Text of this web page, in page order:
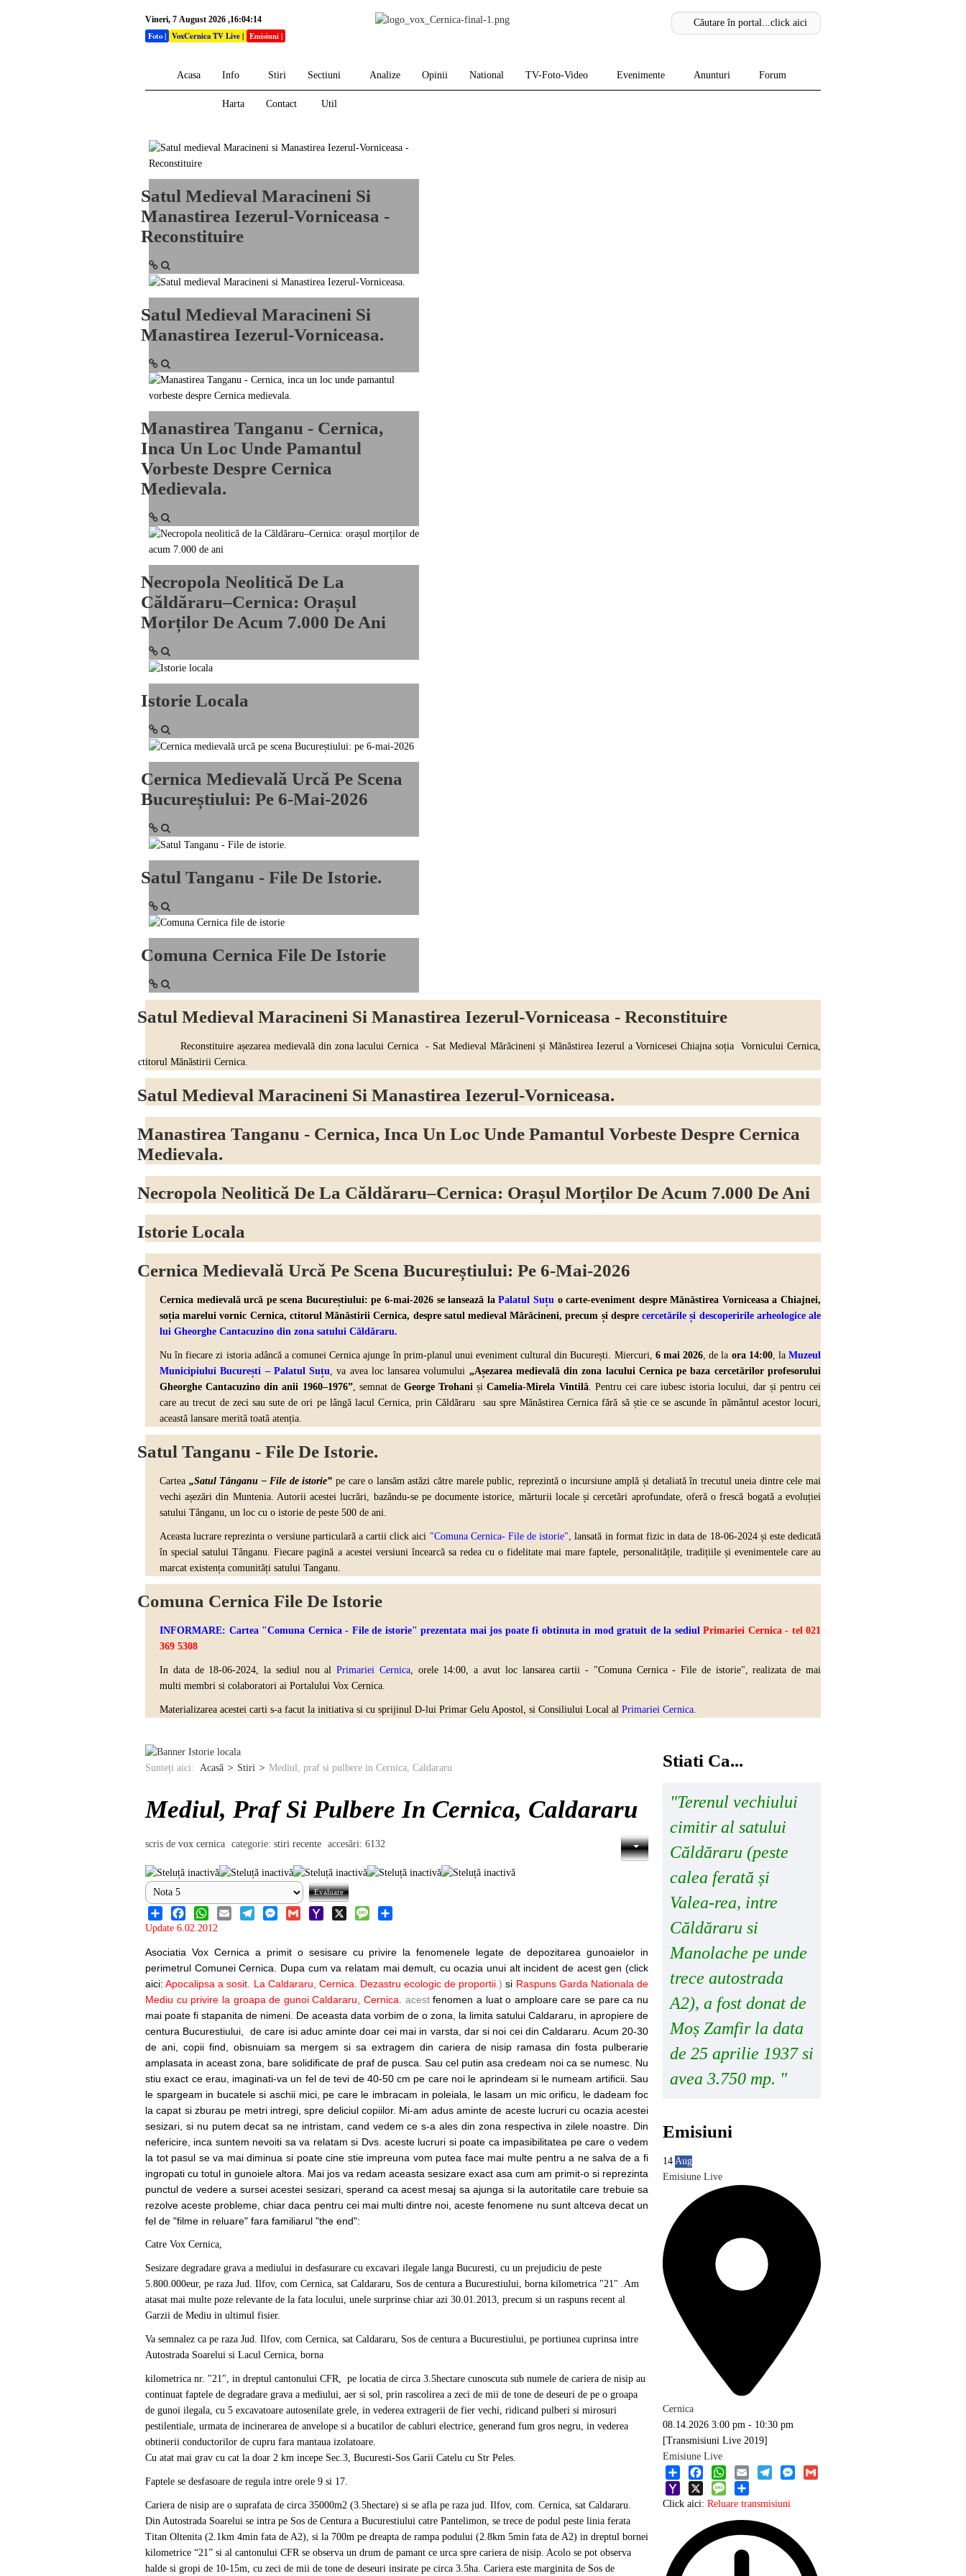
Vineri, 7 August 2026 ,16:04:14
Foto| VoxCernica TV Live| Emisiuni|
Acasa Info Stiri Sectiuni Analize Opinii National TV-Foto-Video Evenimente Anunturi Forum
Harta Contact Util
Satul Medieval Maracineni Si
Manastirea Iezerul-Vorniceasa -
Reconstituire
Satul Medieval Maracineni Si
Manastirea Iezerul-Vorniceasa.
Manastirea Tanganu - Cernica,
Inca Un Loc Unde Pamantul
Vorbeste Despre Cernica
Medievala.
Necropola Neolitică De La
Căldăraru–Cernica: Orașul
Morților De Acum 7.000 De Ani
Istorie Locala
Cernica Medievală Urcă Pe Scena
Bucureștiului: Pe 6-Mai-2026
Satul Tanganu - File De Istorie.
Comuna Cernica File De Istorie
Satul Medieval Maracineni Si Manastirea Iezerul-Vorniceasa - Reconstituire
Reconstituire așezarea medievală din zona lacului Cernica - Sat Medieval Mărăcineni și Mănăstirea Iezerul a Vornicesei Chiajna soția Vornicului Cernica,
ctitorul Mănăstirii Cernica.
Satul Medieval Maracineni Si Manastirea Iezerul-Vorniceasa.
Manastirea Tanganu - Cernica, Inca Un Loc Unde Pamantul Vorbeste Despre Cernica
Medievala.
Necropola Neolitică De La Căldăraru–Cernica: Orașul Morților De Acum 7.000 De Ani
Istorie Locala
Cernica Medievală Urcă Pe Scena Bucureștiului: Pe 6-Mai-2026
Cernica medievală urcă pe scena Bucureștiului: pe 6-mai-2026 se lansează la Palatul Suțu o carte-eveniment despre Mănăstirea Vorniceasa a Chiajnei,
soția marelui vornic Cernica, ctitorul Mănăstirii Cernica, despre satul medieval Mărăcineni,precum și desprecercetările și descoperirile arheologice ale
lui Gheorghe Cantacuzino din zona satului Căldăraru.
Nu în fiecare zi istoria adâncă a comunei Cernica ajunge în prim-planul unui eveniment cultural din București. Miercuri, 6 mai 2026, de la ora 14:00, la Muzeul
Municipiului București – Palatul Suțu,va avea loc lansarea volumului „Așezarea medievală din zona lacului Cernica pe baza cercetărilor profesorului
Gheorghe Cantacuzino din anii 1960–1976”, semnat deGeorge Trohani șiCamelia-Mirela Vintilă. Pentru cei care iubesc istoria locului, dar și pentru cei
care au trecut de zeci sau sute de ori pe lângă lacul Cernica, prin Căldăraru sau spre Mănăstirea Cernica fără să știe ce se ascunde în pământul acestor locuri,
această lansare merită toată atenția.
Satul Tanganu - File De Istorie.
Cartea „Satul Tânganu – File de istorie” pe care o lansăm astăzi către marele public, reprezintă o incursiune amplă și detaliată în trecutul uneia dintre cele mai
vechi așezări din Muntenia. Autorii acestei lucrări, bazându-se pe documente istorice, mărturii locale și cercetări aprofundate, oferă o frescă bogată a evoluției
satului Tânganu, un loc cu o istorie de peste 500 de ani.
Aceasta lucrare reprezinta o versiune particulară a cartii click aici "Comuna Cernica- File de istorie", lansată in format fizic in data de 18-06-2024 și este dedicată
în special satului Tânganu. Fiecare pagină a acestei versiuni încearcă sa redea cu o fidelitate mai mare faptele, personalitățile, tradițiile și evenimentele care au
marcat existența comunități satului Tanganu.
Comuna Cernica File De Istorie
INFORMARE: Cartea "Comuna Cernica - File de istorie" prezentata mai jos poate fi obtinuta in mod gratuit de la sediul Primariei Cernica - tel 021
369 5308
In data de 18-06-2024, la sediul nou alPrimariei Cernica, orele 14:00, a avut loc lansarea cartii - "Comuna Cernica - File de istorie", realizata de mai
multi membri si colaboratori ai Portalului Vox Cernica.
Materializarea acestei carti s-a facut la initiativa si cu sprijinul D-lui Primar Gelu Apostol, si Consiliului Local al Primariei Cernica.
Sunteți aici: Acasă Stiri Mediul, praf si pulbere in Cernica, Caldararu
Mediul, Praf Si Pulbere In Cernica, Caldararu
scris de vox cernica categorie: stiri recente accesări: 6132
ShareFacebookWhatsApp
Update 6.02.2012
Asociatia Vox Cernica a primit o sesisare cu privire la fenomenele legate de depozitarea gunoaielor in
perimetrul Comunei Cernica. Dupa cum va relatam mai demult, cu ocazia unui alt incident de acest gen (click
aici: Apocalipsa a sosit. La Caldararu, Cernica. Dezastru ecologic de proportii.) si Raspuns Garda Nationala de
Mediu cu privire la groapa de gunoi Caldararu, Cernica
acestfenomen a luat o amploare care se pare ca nu
mai poate fi stapanita de nimeni. De aceasta data vorbim de o zona, la limita satului Caldararu, in apropiere de
centura Bucurestiului, de care isi aduc aminte doar cei mai in varsta, dar si noi cei din Caldararu. Acum 20-30
de ani, copii find, obisnuiam sa mergem si sa extragem din cariera de nisip ramasa din fosta pulberarie
amplasata in aceast zona, bare solidificate de praf de pusca. Sau cel putin asa credeam noi ca se numesc. Nu
stiu exact ce erau, imaginati-va un fel de tevi de 40-50 cm pe care noi le aprindeam si le numeam artificii. Sau
le spargeam in bucatele si aschii mici, pe care le imbracam in poleiala, le lasam un mic orificu, le dadeam foc
la capat si zburau pe metri intregi, spre deliciul copiilor. Mi-am adus aminte de aceste lucruri cu ocazia acestei
sesizari, si nu putem decat sa ne intristam, cand vedem ce s-a ales din zona respectiva in zilele noastre. Din
nefericire, inca suntem nevoiti sa va relatam si Dvs. aceste lucruri si poate ca impasibilitatea pe care o vedem
la tot pasul se va mai diminua si poate cine stie impreuna vom putea face mai multe pentru a ne salva de a fi
ingropati cu totul in gunoiele altora. Mai jos va redam aceasta sesizare exact asa cum am primit-o si reprezinta
punctul de vedere a sursei acestei sesizari, sperand ca acest mesaj sa ajunga si la autoritatile care trebuie sa
rezolve aceste probleme, chiar daca pentru cei mai multi dintre noi, aceste fenomene nu sunt altceva decat un
fel de "filme in reluare" fara familiarul "the end":
Catre Vox Cernica,
Sesizare degradare grava a mediului in desfasurare cu excavari ilegale langa Bucuresti, cu un prejudiciu de peste
5.800.000eur, pe raza Jud. Ilfov, com Cernica, sat Caldararu, Sos de centura a Bucurestiului, borna kilometrica "21" .Am
atasat mai multe poze relevante de la fata locului, unele surprinse chiar azi 30.01.2013, precum si un raspuns recent al
Garzii de Mediu in ultimul fisier.
Va semnalez ca pe raza Jud. Ilfov, com Cernica, sat Caldararu, Sos de centura a Bucurestiului, pe portiunea cuprinsa intre
Autostrada Soarelui si Lacul Cernica, borna
kilometrica nr. "21", in dreptul cantonului CFR, pe locatia de circa 3.5hectare cunoscuta sub numele de cariera de nisip au
continuat faptele de degradare grava a mediului, aer si sol, prin rascolirea a zeci de mii de tone de deseuri de pe o groapa
de gunoi ilegala, cu 5 excavatoare autosenilate grele, in vederea extragerii de fier vechi, ridicand pulberi si mirosuri
pestilentiale, urmata de incinerarea de anvelope si a bucatilor de cabluri electrice, generand fum gros negru, in vederea
obtinerii conductorilor de cupru fara mantaua izolatoare.
Cu atat mai grav cu cat la doar 2 km incepe Sec.3, Bucuresti-Sos Garii Catelu cu Str Peles.
Faptele se desfasoare de regula intre orele 9 si 17.
Cariera de nisip are o suprafata de circa 35000m2 (3.5hectare) si se afla pe raza jud. Ilfov, com. Cernica, sat Caldararu.
Din Autostrada Soarelui se intra pe Sos de Centura a Bucurestiului catre Pantelimon, se trece de podul peste linia ferata
Titan Oltenita (2.1km 4min fata de A2), si la 700m pe dreapta de rampa podului (2.8km 5min fata de A2) in dreptul bornei
kilometrice “21” si al cantonului CFR se observa un drum de pamant ce urca spre cariera de nisip. Acolo se pot observa
halde si gropi de 10-15m, cu zeci de mii de tone de deseuri insirate pe circa 3.5ha. Cariera este marginita de Sos de
Stiati Ca...
"Terenul vechiului
cimitir al satului
Căldăraru (peste
calea ferată și
Valea-rea, intre
Căldăraru si
Manolache pe unde
trece autostrada
A2), a fost donat de
Moș Zamfir la data
de 25 aprilie 1937 si
avea 3.750 mp. "
Emisiuni
14 Aug
Emisiune Live
Cernica
08.14.2026 3:00 pm - 10:30 pm
[Transmisiuni Live 2019]
Emisiune Live
ShareFacebookWhatsApp
Email
Yahoo
X Message
Share
Click aici: Reluare transmisiuni